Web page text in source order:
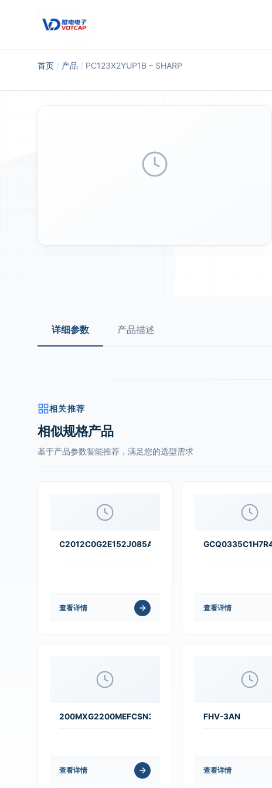
首页 / 产品 / PC123X2YUP1B – SHARP
详细参数 产品描述
相关推荐
相似规格产品
基于产品参数智能推荐，满足您的选型需求
C2012C0G2E152J085AA
查看详情 查看详情
200MXG2200MEFCSN30X60
查看详情
FHV-3AN
查看详情